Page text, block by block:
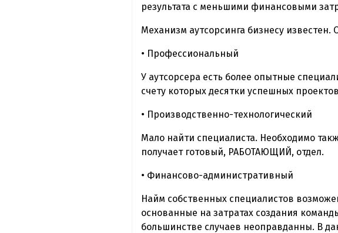
результата с меньшими финансовыми
Механизм аутсорсинга бизнесу
• Профессиональный
У аутсорсера есть более опытные
счету которых десятки успешных
• Производственно-технологический
Мало найти специалиста. Необходимо
получает готовый, РАБОТАЮЩИЙ, отдел.
• Финансово-административный
Найм собственных специалистов
основанные на затратах создания
большинстве случаев неоправданны. В